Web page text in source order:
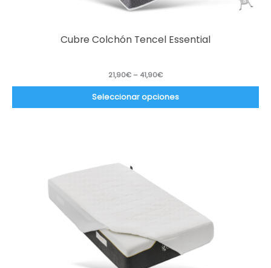
Cubre Colchón Tencel Essential
21,90€ – 41,90€
Seleccionar opciones